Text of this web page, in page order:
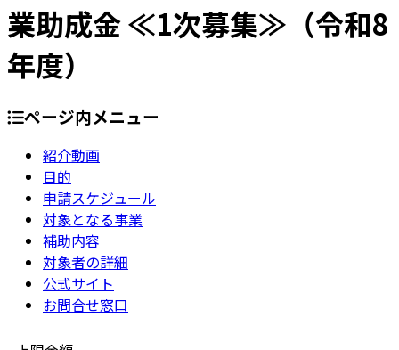
業助成金 ≪1次募集≫（令和8
年度）
ページ内メニュー
紹介動画
目的
申請スケジュール
対象となる事業
補助内容
対象者の詳細
公式サイト
お問合せ窓口